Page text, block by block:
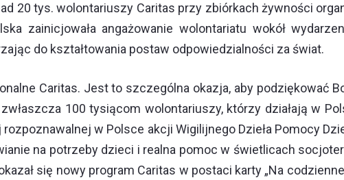
20 tys. wolontariuszy Caritas przy zbiórkach żywności
zainicjowała angażowanie wolontariatu wokół
do kształtowania postaw odpowiedzialności za świat.
Caritas. Jest to szczególna okazja, aby podziękować
100 tysiącom wolontariuszy, którzy działają w
w Polsce akcji Wigilijnego Dzieła Pomocy
na potrzeby dzieci i realna pomoc w świetlicach
się nowy program Caritas w postaci karty „Na